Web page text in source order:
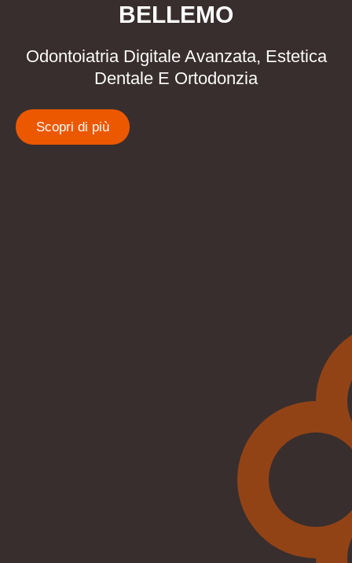
BELLEMO
Odontoiatria Digitale Avanzata, Estetica
Dentale E Ortodonzia
Scopri di più